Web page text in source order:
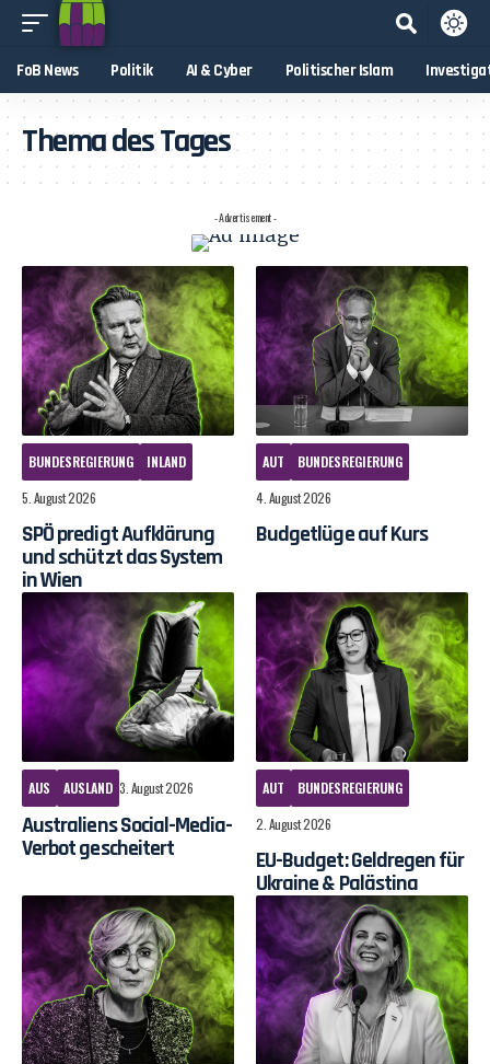
FoB News Politik AI & Cyber Politischer Islam
Thema des Tages
- Advertisement -
BUNDESREGIERUNG
INLAND
5. August 2026
SPÖ predigt Aufklärung
und schützt das System
in Wien
AUT
BUNDESREGIERUNG
4. August 2026
Budgetlüge auf Kurs
AUS AUSLAND 3. August 2026
Australiens Social-Media-
Verbot gescheitert
AUT
BUNDESREGIERUNG
2. August 2026
EU-Budget: Geldregen für
Ukraine & Palästina